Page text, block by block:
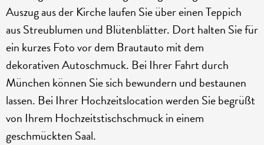
Auszug aus der Kirche laufen Sie über einen Teppich
aus Streublumen und Blütenblätter. Dort halten Sie für
ein kurzes Foto vor dem Brautauto mit dem
dekorativen Autoschmuck. Bei Ihrer Fahrt durch
München können Sie sich bewundern und bestaunen
lassen. Bei Ihrer Hochzeitslocation werden Sie begrüßt
von Ihrem Hochzeitstischschmuck in einem
geschmückten Saal.